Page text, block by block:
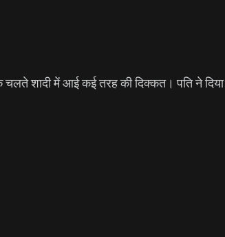
शादी में आई कई तरह की दिक्कत। पति ने